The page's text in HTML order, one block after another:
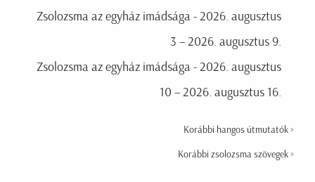
Zsolozsma az egyház imádsága - 2026. augusztus
3 – 2026. augusztus 9.
Zsolozsma az egyház imádsága - 2026. augusztus
10 – 2026. augusztus 16.
Korábbi hangos útmutatók >
Korábbi zsolozsma szövegek >